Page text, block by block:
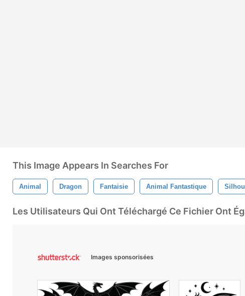
This Image Appears In Searches For
Animal Dragon Fantaisie Animal Fantastique
Les Utilisateurs Qui Ont Téléchargé Ce Fichier Ont
Images sponsorisées